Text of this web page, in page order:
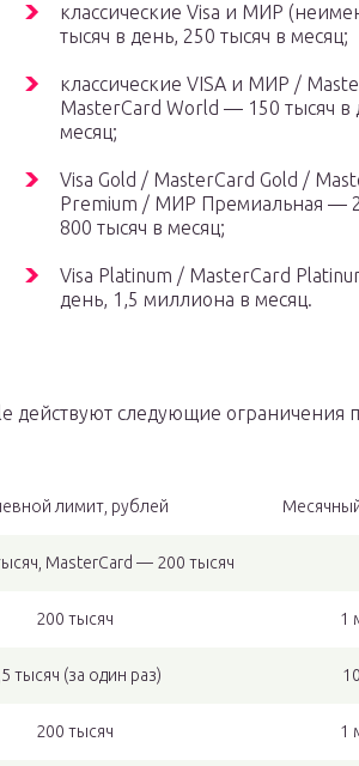
классические Visa и МИР
тысяч в день, 250 тысяч в месяц;
классические VISA и МИР /
MasterCard World — 150 тысяч в
месяц;
Visa Gold / MasterCard Gold /
Premium / МИР Премиальная —
800 тысяч в месяц;
Visa Platinum / MasterCard
день, 1,5 миллиона в месяц.
действуют следующие ограничения
лимит, рублей
MasterCard — 200 тысяч
200 тысяч 1
тысяч (за один раз)
200 тысяч 1